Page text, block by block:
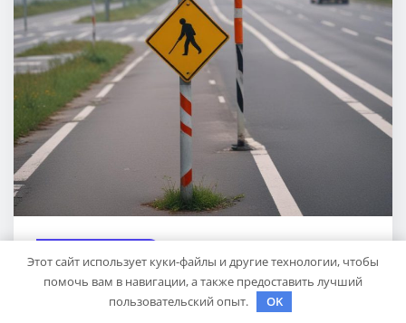
Опоры для дорожных знаков: виды
столбов и стоек, материалы и
Этот сайт использует куки-файлы и другие технологии, чтобы
помочь вам в навигации, а также предоставить лучший
пользовательский опыт.
OK